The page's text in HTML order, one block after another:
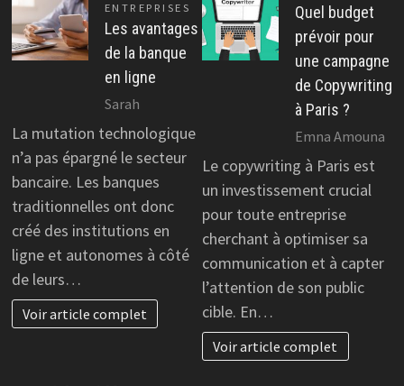
ENTREPRISES
Les avantages
de la banque
en ligne
Sarah
La mutation technologique
n’a pas épargné le secteur
bancaire. Les banques
traditionnelles ont donc
créé des institutions en
ligne et autonomes à côté
de leurs…
Voir article complet
Quel budget
prévoir pour
une campagne
de Copywriting
à Paris ?
Emna Amouna
Le copywriting à Paris est
un investissement crucial
pour toute entreprise
cherchant à optimiser sa
communication et à capter
l’attention de son public
cible. En…
Voir article complet